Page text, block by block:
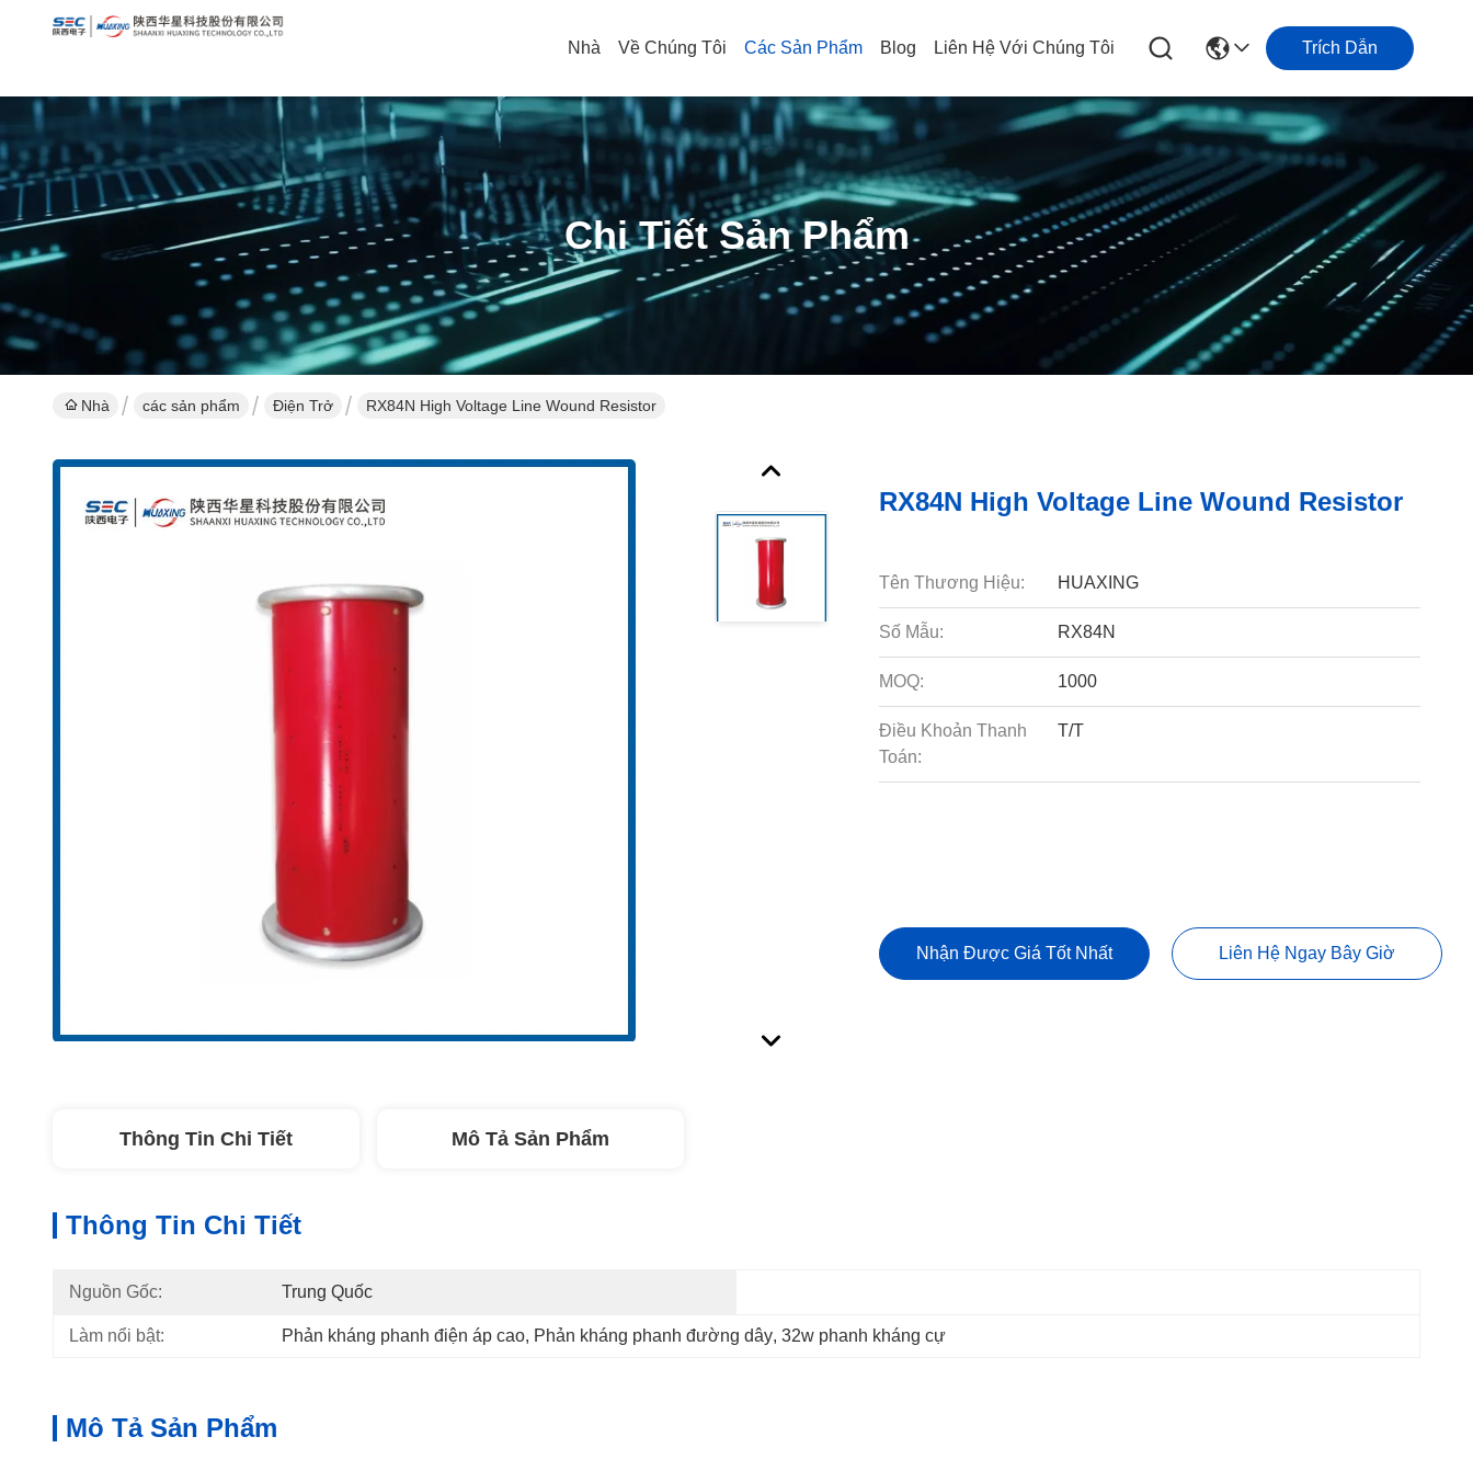
Nhà Về Chúng Tôi Các Sản Phẩm Blog Liên Hệ Với Chúng Tôi Trích Dẫn
Chi Tiết Sản Phẩm
Nhà các sản phẩm Điện Trở RX84N High Voltage Line Wound Resistor
RX84N High Voltage Line Wound Resistor
Tên Thương Hiệu: HUAXING
Số Mẫu: RX84N
MOQ: 1000
Điều Khoản Thanh
Toán:
T/T
Nhận Được Giá Tốt Nhất Liên Hệ Ngay Bây Giờ
Thông Tin Chi Tiết Mô Tả Sản Phẩm
Thông Tin Chi Tiết
Nguồn Gốc: Trung Quốc
Làm nổi bật: Phản kháng phanh điện áp cao, Phản kháng phanh đường dây, 32w phanh kháng cự
Mô Tả Sản Phẩm